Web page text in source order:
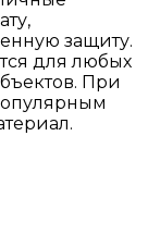
защиту.
для любых
При